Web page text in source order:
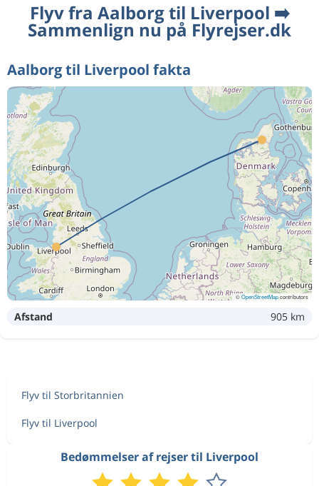
Flyv fra Aalborg til Liverpool ➡️
Sammenlign nu på Flyrejser.dk
Aalborg til Liverpool fakta
©OpenStreetMapcontributors
Afstand 905 km
Flyv til Storbritannien
Flyv til Liverpool
Bedømmelser af rejser til Liverpool